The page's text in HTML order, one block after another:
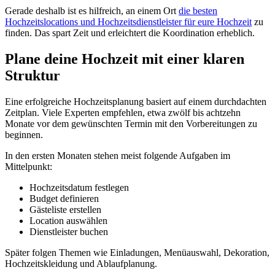
Gerade deshalb ist es hilfreich, an einem Ort die besten
Hochzeitslocations und Hochzeitsdienstleister für eure Hochzeit zu
finden. Das spart Zeit und erleichtert die Koordination erheblich.
Plane deine Hochzeit mit einer klaren
Struktur
Eine erfolgreiche Hochzeitsplanung basiert auf einem durchdachten
Zeitplan. Viele Experten empfehlen, etwa zwölf bis achtzehn
Monate vor dem gewünschten Termin mit den Vorbereitungen zu
beginnen.
In den ersten Monaten stehen meist folgende Aufgaben im
Mittelpunkt:
Hochzeitsdatum festlegen
Budget definieren
Gästeliste erstellen
Location auswählen
Dienstleister buchen
Später folgen Themen wie Einladungen, Menüauswahl, Dekoration,
Hochzeitskleidung und Ablaufplanung.